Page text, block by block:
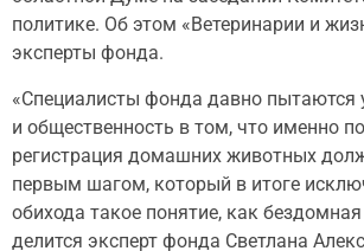
политике. Об этом «Ветеринарии и
эксперты фонда.
«Специалисты фонда давно пытаются
и общественность в том, что именно
регистрация домашних животных
первым шагом, который в итоге
обихода такое понятие, как
делится эксперт фонда Светлана